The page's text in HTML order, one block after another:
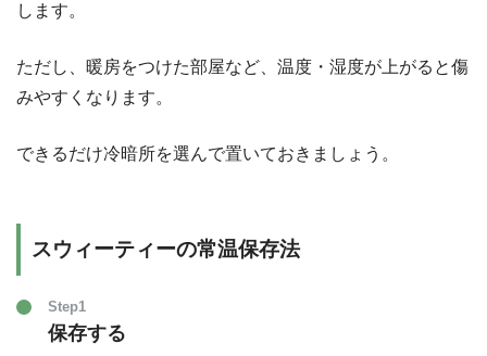
します。
ただし、暖房をつけた部屋など、温度・湿度が上がると傷
みやすくなります。
できるだけ冷暗所を選んで置いておきましょう。
スウィーティーの常温保存法
Step1
保存する